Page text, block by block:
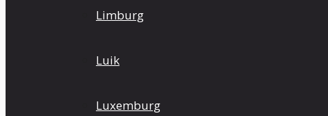
Limburg
Luik
Luxemburg